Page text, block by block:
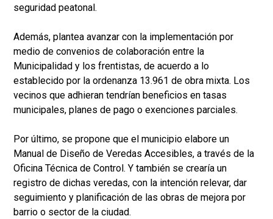
seguridad peatonal.
Además, plantea avanzar con la implementación por
medio de convenios de colaboración entre la
Municipalidad y los frentistas, de acuerdo a lo
establecido por la ordenanza 13.961 de obra mixta. Los
vecinos que adhieran tendrían beneficios en tasas
municipales, planes de pago o exenciones parciales.
Por último, se propone que el municipio elabore un
Manual de Diseño de Veredas Accesibles, a través de la
Oficina Técnica de Control. Y también se crearía un
registro de dichas veredas, con la intención relevar, dar
seguimiento y planificación de las obras de mejora por
barrio o sector de la ciudad.